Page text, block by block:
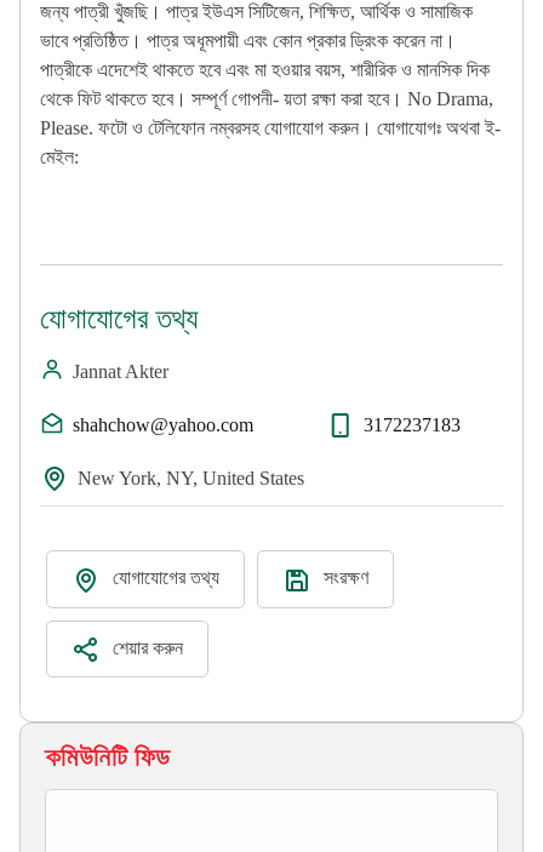
জন্য পাত্রী খুঁজছি। পাত্র ইউএস সিটিজেন, শিক্ষিত, আর্থিক ও সামাজিক
ভাবে প্রতিষ্ঠিত। পাত্র অধূমপায়ী এবং কোন প্রকার ড্রিংক করেন না।
পাত্রীকে এদেশেই থাকতে হবে এবং মা হওয়ার বয়স, শারীরিক ও মানসিক দিক
থেকে ফিট থাকতে হবে। সম্পূর্ণ গোপনী- য়তা রক্ষা করা হবে। No Drama,
Please. ফটো ও টেলিফোন নম্বরসহ যোগাযোগ করুন। যোগাযোগঃ অথবা ই-
মেইল:
যোগাযোগের তথ্য
Jannat Akter
shahchow@yahoo.com 3172237183
New York, NY, United States
যোগাযোগের তথ্য সংরক্ষণ
শেয়ার করুন
কমিউনিটি ফিড